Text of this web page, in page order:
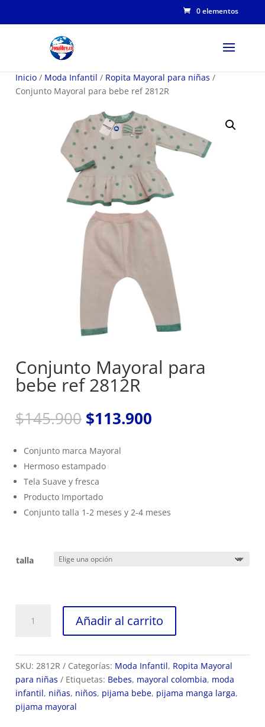
0 elementos
Inicio / Moda Infantil / Ropita Mayoral para niñas /
Conjunto Mayoral para bebe ref 2812R
Conjunto Mayoral para
bebe ref 2812R
$145.900 El
precio
original
era:
$145.900.
$113.900
Conjunto marca Mayoral
Hermoso estampado
Tela Suave y fresca
Producto Importado
Conjunto talla 1-2 meses y 2-4 meses
talla
Mayoral
ref
2812R
cantidad
Añadir al carrito
SKU: 2812R Categorías: Moda Infantil, Ropita Mayoral
para niñas
Etiquetas: Bebes, mayoral colombia, moda
infantil, niñas, niños, pijama bebe, pijama manga larga,
pijama mayoral